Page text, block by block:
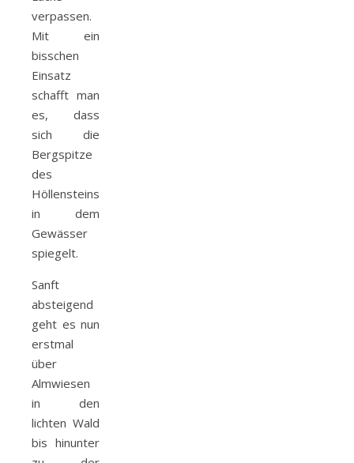
verpassen.
Mit ein
bisschen
Einsatz
schafft man
es, dass
sich die
Bergspitze
des
Höllensteins
in dem
Gewässer
spiegelt.
Sanft
absteigend
geht es nun
erstmal
über
Almwiesen
in den
lichten Wald
bis hinunter